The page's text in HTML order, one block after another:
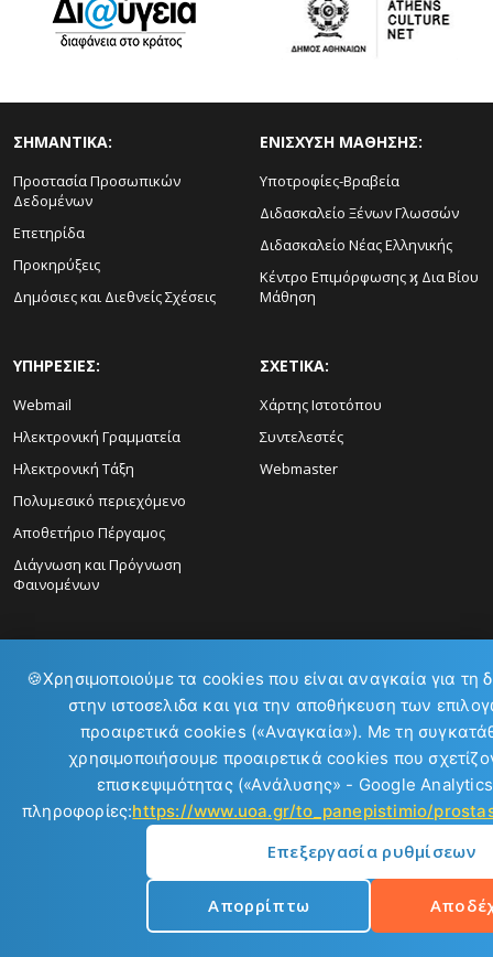
ΣΗΜΑΝΤΙΚΑ:
Προστασία Προσωπικών
Δεδομένων
Επετηρίδα
Προκηρύξεις
Δημόσιες και Διεθνείς Σχέσεις
ΕΝΙΣΧΥΣΗ ΜΑΘΗΣΗΣ:
Υποτροφίες-Βραβεία
Διδασκαλείο Ξένων Γλωσσών
Διδασκαλείο Νέας Ελληνικής
Κέντρο Επιμόρφωσης ϗ Δια Βίου
Μάθηση
ΥΠΗΡΕΣΙΕΣ:
Webmail
Ηλεκτρονική Γραμματεία
Ηλεκτρονική Τάξη
Πολυμεσικό περιεχόμενο
Αποθετήριο Πέργαμος
Διάγνωση και Πρόγνωση
Φαινομένων
ΣΧΕΤΙΚΑ:
Χάρτης Ιστοτόπου
Συντελεστές
Webmaster
ΕΠΙΚΟΙΝΩΝΙΑ:
Copyright © 2026
Εθνικό και Καποδιστριακό Πανεπιστήμιο Αθηνών
🍪Χρησιμοποιούμε τα cookies που είναι αναγκαία για τη
στην ιστοσελιδα και για την αποθήκευση των
προαιρετικά cookies («Αναγκαία»). Με τη
χρησιμοποιήσουμε προαιρετικά cookies που
επισκεψιμότητας («Ανάλυσης» - Google
πληροφορίες:https://www.uoa.gr/to_panepistimio/
Επεξεργασία ρυθμίσεων
Απορρίπτω